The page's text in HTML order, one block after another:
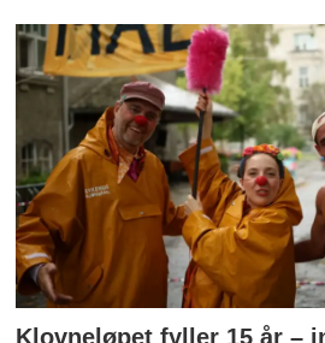
Klovneløpet fyller 15 år –